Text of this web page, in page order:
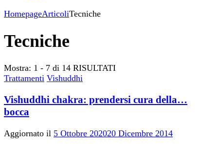
HomepageArticoliTecniche
Tecniche
Mostra: 1 - 7 di 14 RISULTATI
Trattamenti Vishuddhi
Vishuddhi chakra: prendersi cura della…
bocca
Aggiornato il 5 Ottobre 202020 Dicembre 2014